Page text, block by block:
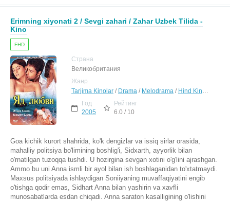
Erimning xiyonati 2 / Sevgi zahari / Zahar Uzbek Tilida -
Kino
FHD
Страна
Великобритания
Жанр
Tarjima Kinolar / Drama / Melodrama / Hind Kinolar Uzbek Tilida
Год
2005
Рейтинг
6.0 / 10
Goa kichik kurort shahrida, ko'k dengizlar va issiq sirlar orasida,
mahalliy politsiya bo'limining boshlig'i, Sidxarth, ayyorlik bilan
o'rnatilgan tuzoqqa tushdi. U hozirgina sevgan xotini o'g'lini ajrashgan.
Ammo bu uni Anna ismli bir ayol bilan ish boshlaganidan to'xtatmaydi.
Maxsus politsiyada ishlaydigan Soniiyaning muvaffaqiyatini engib
o'tishga qodir emas, Sidhart Anna bilan yashirin va xavfli
munosabatlarda esdan chiqadi. Anna saraton kasalligining o'lishini